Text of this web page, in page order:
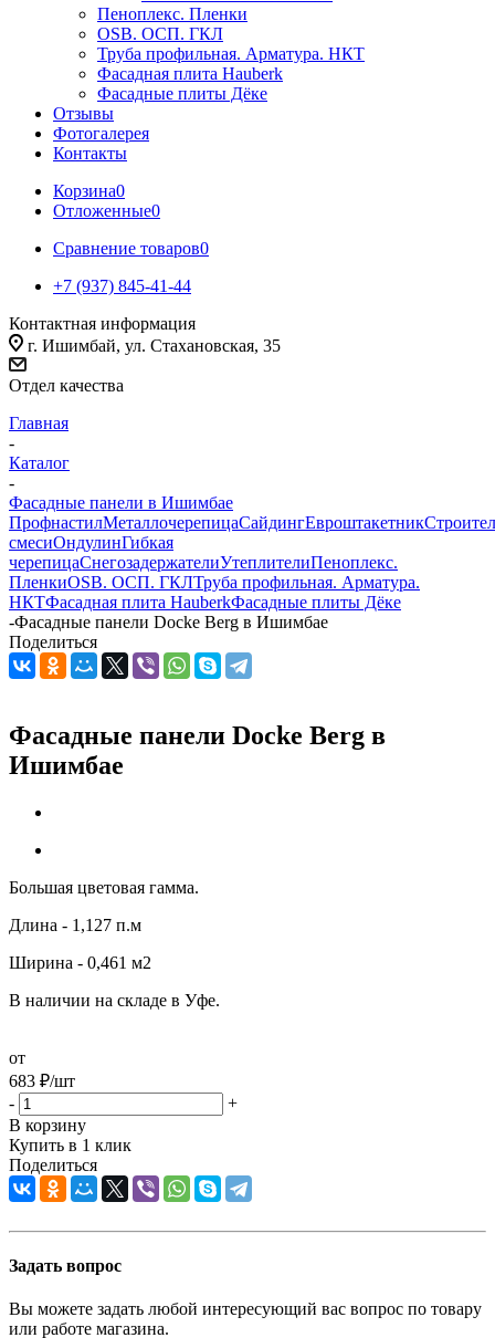
Пеноплекс. Пленки
OSB. ОСП. ГКЛ
Труба профильная. Арматура. НКТ
Фасадная плита Hauberk
Фасадные плиты Дёке
Отзывы
Фотогалерея
Контакты
Корзина0
Отложенные0
Сравнение товаров0
+7 (937) 845-41-44
Контактная информация
г. Ишимбай, ул. Стахановская, 35
Отдел качества
Главная
-
Каталог
-
Фасадные панели в Ишимбае
ПрофнастилМеталлочерепицаСайдингЕвроштакетник
смесиОндулинГибкая
черепицаСнегозадержателиУтеплителиПеноплекс.
ПленкиOSB. ОСП. ГКЛТруба профильная. Арматура.
НКТФасадная плита HauberkФасадные плиты Дёке
-Фасадные панели Dockе Berg в Ишимбае
Поделиться
Фасадные панели Dockе Berg в
Ишимбае
Большая цветовая гамма.
Длина - 1,127 п.м
Ширина - 0,461 м2
В наличии на складе в Уфе.
от
683 ₽/шт
-
+
В корзину
Купить в 1 клик
Поделиться
Задать вопрос
Вы можете задать любой интересующий вас вопрос по товару
или работе магазина.